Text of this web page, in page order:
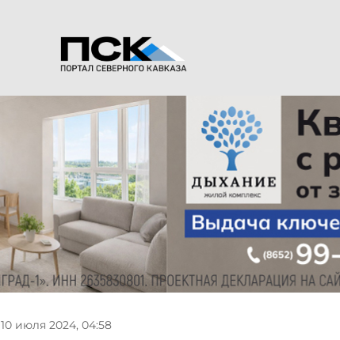
10 июля 2024, 04:58